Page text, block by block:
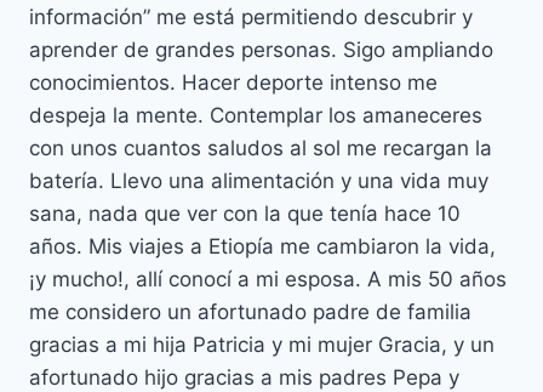
información” me está permitiendo descubrir y
aprender de grandes personas. Sigo ampliando
conocimientos. Hacer deporte intenso me
despeja la mente. Contemplar los amaneceres
con unos cuantos saludos al sol me recargan la
batería. Llevo una alimentación y una vida muy
sana, nada que ver con la que tenía hace 10
años. Mis viajes a Etiopía me cambiaron la vida,
¡y mucho!, allí conocí a mi esposa. A mis 50 años
me considero un afortunado padre de familia
gracias a mi hija Patricia y mi mujer Gracia, y un
afortunado hijo gracias a mis padres Pepa y